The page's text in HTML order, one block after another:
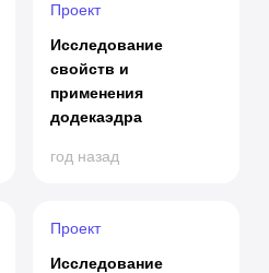
Проект
Исследование
свойств и
применения
додекаэдра
год назад
Проект
Исследование